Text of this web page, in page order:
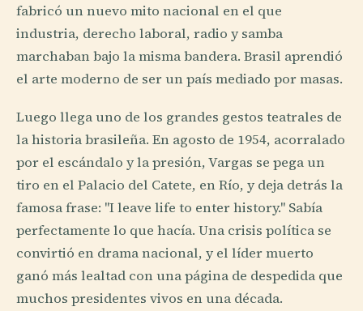
fabricó un nuevo mito nacional en el que
industria, derecho laboral, radio y samba
marchaban bajo la misma bandera. Brasil aprendió
el arte moderno de ser un país mediado por masas.
Luego llega uno de los grandes gestos teatrales de
la historia brasileña. En agosto de 1954, acorralado
por el escándalo y la presión, Vargas se pega un
tiro en el Palacio del Catete, en Río, y deja detrás la
famosa frase: "I leave life to enter history." Sabía
perfectamente lo que hacía. Una crisis política se
convirtió en drama nacional, y el líder muerto
ganó más lealtad con una página de despedida que
muchos presidentes vivos en una década.